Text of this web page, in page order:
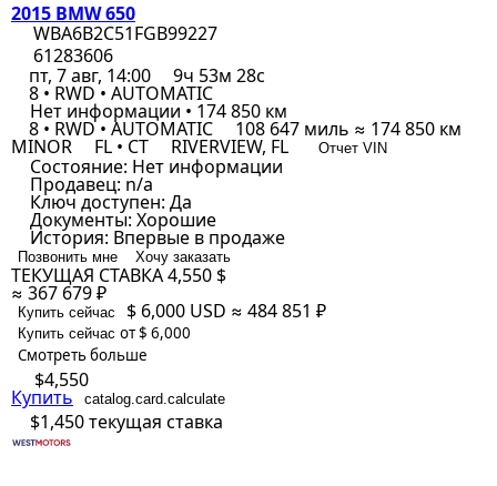
2015 BMW 650
WBA6B2C51FGB99227
61283606
пт, 7 авг, 14:00
9ч 53м 28с
8 • RWD • AUTOMATIC
Нет информации • 174 850 км
8 • RWD • AUTOMATIC 108 647 миль ≈ 174 850 км
MINOR FL • CT RIVERVIEW, FL Отчет VIN
Состояние: Нет информации
Продавец: n/a
Ключ доступен: Да
Документы: Хорошие
История: Впервые в продаже
Позвонить мне Хочу заказать
ТЕКУЩАЯ СТАВКА4,550 $
≈ 367 679 ₽
Купить сейчас $ 6,000 USD ≈ 484 851 ₽
Купить сейчас от $ 6,000
Смотреть больше
$4,550
Купить catalog.card.calculate
$1,450текущая ставка